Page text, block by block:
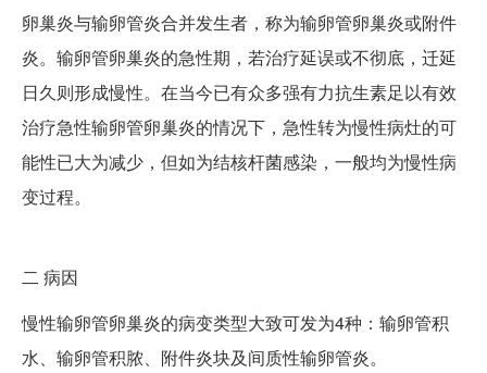
卵巢炎与输卵管炎合并发生者，称为输卵管卵巢炎或附件
炎。输卵管卵巢炎的急性期，若治疗延误或不彻底，迁延
日久则形成慢性。在当今已有众多强有力抗生素足以有效
治疗急性输卵管卵巢炎的情况下，急性转为慢性病灶的可
能性已大为减少，但如为结核杆菌感染，一般均为慢性病
变过程。
二 病因
慢性输卵管卵巢炎的病变类型大致可发为4种：输卵管积
水、输卵管积脓、附件炎块及间质性输卵管炎。